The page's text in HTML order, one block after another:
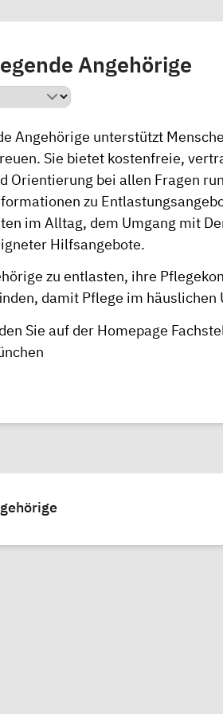
Angehörige
Angehörige unterstützt
Sie bietet kostenfreie,
Orientierung bei allen Fragen
zu
im Alltag, dem Umgang mit
Hilfsangebote.
zu entlasten, ihre
damit Pflege im
Sie auf der Homepage